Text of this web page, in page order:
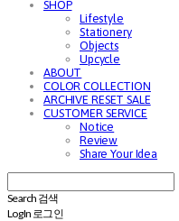
SHOP
Lifestyle
Stationery
Objects
Upcycle
ABOUT
COLOR COLLECTION
ARCHIVE RESET SALE
CUSTOMER SERVICE
Notice
Review
Share Your Idea
Search 검색
Log In 로그인